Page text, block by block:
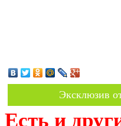
Эксклюзив
Есть и